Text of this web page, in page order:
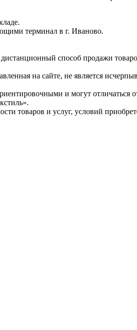
терминал в г. Иваново.
способ продажи
на сайте, не является
и могут отличаться
товаров и услуг, условий